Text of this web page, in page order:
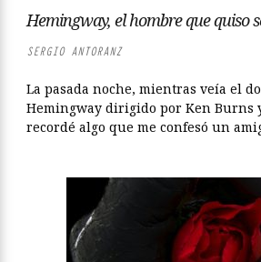
Hemingway, el hombre que quiso
SERGIO ANTORANZ
La pasada noche, mientras veía el
Hemingway dirigido por Ken Burns
recordé algo que me confesó un